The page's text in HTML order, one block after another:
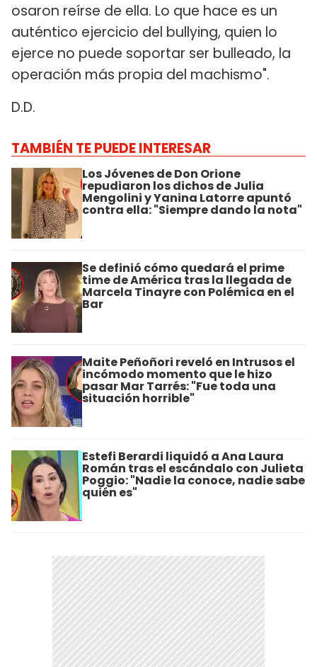
osaron reírse de ella. Lo que hace es un
auténtico ejercicio del bullying, quien lo
ejerce no puede soportar ser bulleado, la
operación más propia del machismo".
D.D.
TAMBIÉN TE PUEDE INTERESAR
Los Jóvenes de Don Orione
repudiaron los dichos de Julia
Mengolini y Yanina Latorre apuntó
contra ella: "Siempre dando la nota"
Se definió cómo quedará el prime
time de América tras la llegada de
Marcela Tinayre con Polémica en el
Bar
Maite Peñoñori reveló en Intrusos el
incómodo momento que le hizo
pasar Mar Tarrés: "Fue toda una
situación horrible"
Estefi Berardi liquidó a Ana Laura
Román tras el escándalo con Julieta
Poggio: "Nadie la conoce, nadie sabe
quién es"